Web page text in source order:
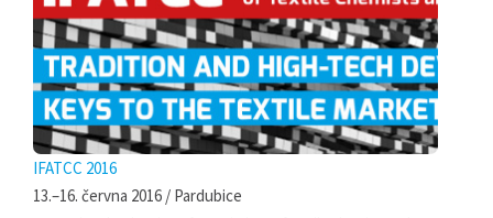
IFATCC 2016
13.–16. června 2016 / Pardubice